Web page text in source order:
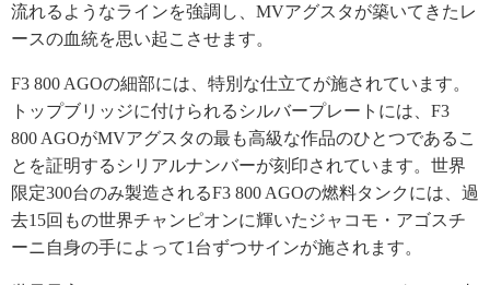
流れるようなラインを強調し、MVアグスタが築いてきたレ
ースの血統を思い起こさせます。
F3 800 AGOの細部には、特別な仕立てが施されています。
トップブリッジに付けられるシルバープレートには、F3
800 AGOがMVアグスタの最も高級な作品のひとつであるこ
とを証明するシリアルナンバーが刻印されています。世界
限定300台のみ製造されるF3 800 AGOの燃料タンクには、過
去15回もの世界チャンピオンに輝いたジャコモ・アゴスチ
ーニ自身の手によって1台ずつサインが施されます。